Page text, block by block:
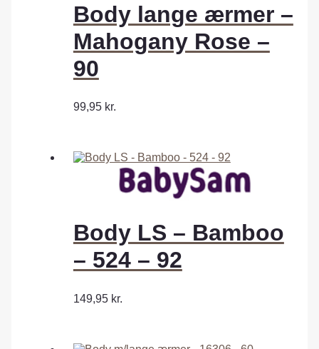
Body lange ærmer –
Mahogany Rose –
90
99,95 kr.
Body LS – Bamboo
– 524 – 92
149,95 kr.